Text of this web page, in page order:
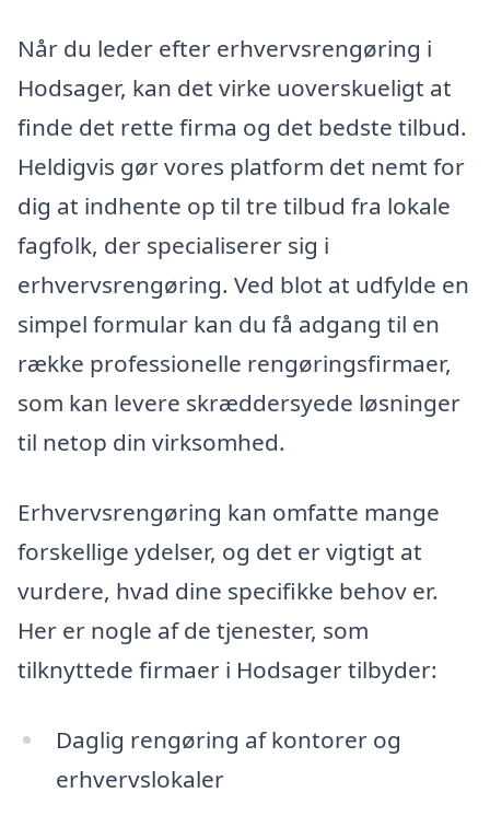
Når du leder efter erhvervsrengøring i
Hodsager, kan det virke uoverskueligt at
finde det rette firma og det bedste tilbud.
Heldigvis gør vores platform det nemt for
dig at indhente op til tre tilbud fra lokale
fagfolk, der specialiserer sig i
erhvervsrengøring. Ved blot at udfylde en
simpel formular kan du få adgang til en
række professionelle rengøringsfirmaer,
som kan levere skræddersyede løsninger
til netop din virksomhed.
Erhvervsrengøring kan omfatte mange
forskellige ydelser, og det er vigtigt at
vurdere, hvad dine specifikke behov er.
Her er nogle af de tjenester, som
tilknyttede firmaer i Hodsager tilbyder:
Daglig rengøring af kontorer og
erhvervslokaler